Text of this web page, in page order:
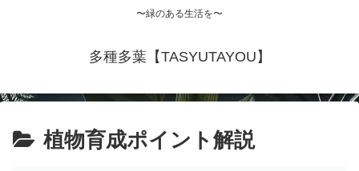
〜緑のある生活を〜
多種多葉【TASYUTAYOU】
植物育成ポイント解説